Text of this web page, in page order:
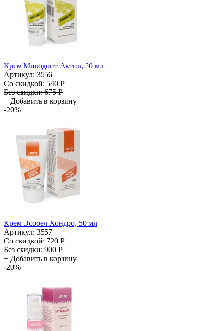
Крем Микодонт Актив, 30 мл
Артикул: 3556
Со скидкой: 540 Р
Без скидки:675 Р
+ Добавить в корзину
-20%
Крем Эсобел Хондро, 50 мл
Артикул: 3557
Со скидкой: 720 Р
Без скидки:900 Р
+ Добавить в корзину
-20%